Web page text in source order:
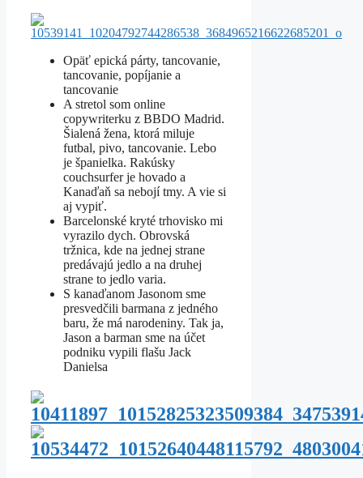
Opäť epická párty, tancovanie,
tancovanie, popíjanie a
tancovanie
A stretol som online
copywriterku z BBDO Madrid.
Šialená žena, ktorá miluje
futbal, pivo, tancovanie. Lebo
je španielka. Rakúsky
couchsurfer je hovado a
Kanaďaň sa nebojí tmy. A vie si
aj vypiť.
Barcelonské kryté trhovisko mi
vyrazilo dych. Obrovská
tržnica, kde na jednej strane
predávajú jedlo a na druhej
strane to jedlo varia.
S kanaďanom Jasonom sme
presvedčili barmana z jedného
baru, že má narodeniny. Tak ja,
Jason a barman sme na účet
podniku vypili flašu Jack
Danielsa